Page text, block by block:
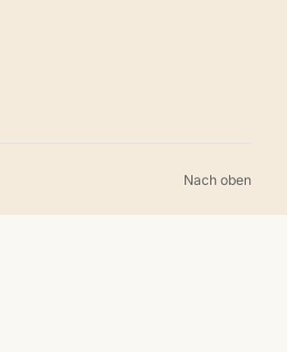
Nach oben